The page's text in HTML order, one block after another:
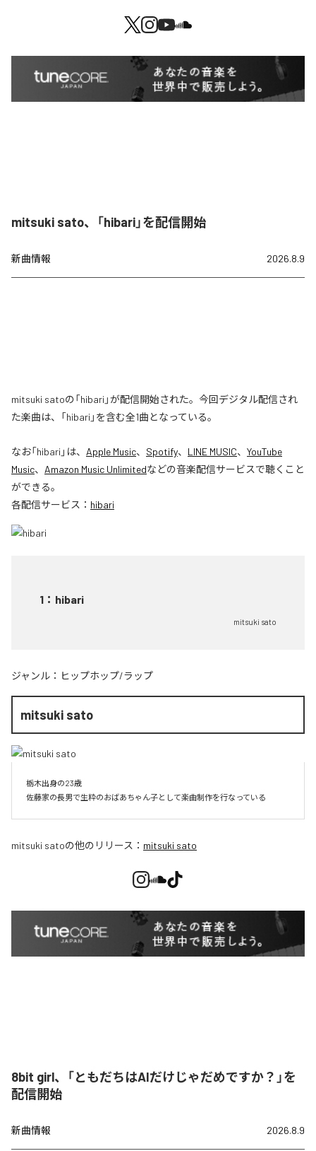
mitsuki sato、「hibari」を配信開始
新曲情報 2026.8.9
mitsuki satoの「hibari」が配信開始された。今回デジタル配信され
た楽曲は、「hibari」を含む全1曲となっている。
なお「hibari 」は、 Apple Music、 Spotify、 LINE MUSIC、 YouTube
Music、 Amazon Music Unlimitedなどの音楽配信サービスで聴くこと
ができる。
各配信サービス： hibari
1 ： hibari
mitsuki sato
ジャンル： ヒップホップ/ラップ
mitsuki sato
栃木出身の23歳
佐藤家の長男で生粋のおばあちゃん子として楽曲制作を行なっている
mitsuki satoの他のリリース： mitsuki sato
8bit girl、「ともだちはAIだけじゃだめですか？」を
配信開始
新曲情報 2026.8.9